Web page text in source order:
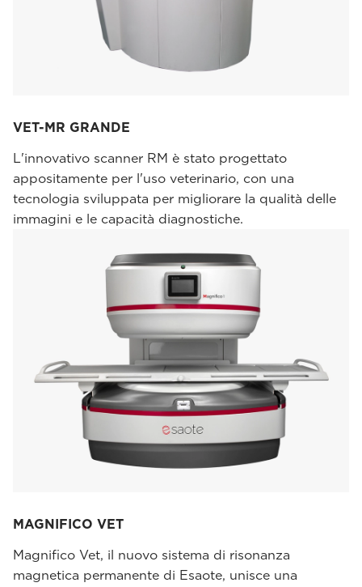
VET-MR GRANDE
L'innovativo scanner RM è stato progettato
appositamente per l'uso veterinario, con una
tecnologia sviluppata per migliorare la qualità delle
immagini e le capacità diagnostiche.
MAGNIFICO VET
Magnifico Vet, il nuovo sistema di risonanza
magnetica permanente di Esaote, unisce una